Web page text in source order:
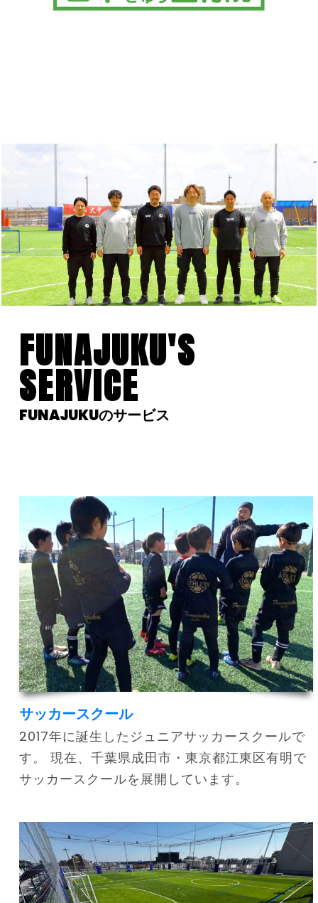
FUNAJUKU'S
SERVICE
FUNAJUKUのサービス
サッカースクール
2017年に誕生したジュニアサッカースクールで
す。 現在、千葉県成田市・東京都江東区有明で
サッカースクールを展開しています。